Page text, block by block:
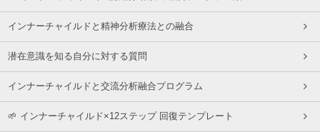
インナーチャイルドと精神分析療法との融合
潜在意識を知る自分に対する質問
インナーチャイルドと交流分析融合プログラム
🌱 インナーチャイルド×12ステップ 回復テンプレート